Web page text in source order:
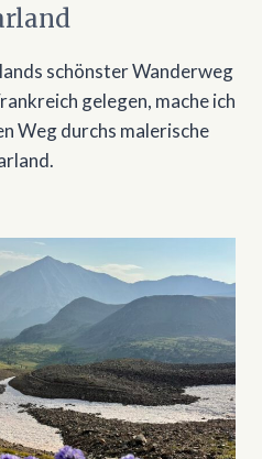
schönster Wanderweg
gelegen, mache ich
Weg durchs malerische